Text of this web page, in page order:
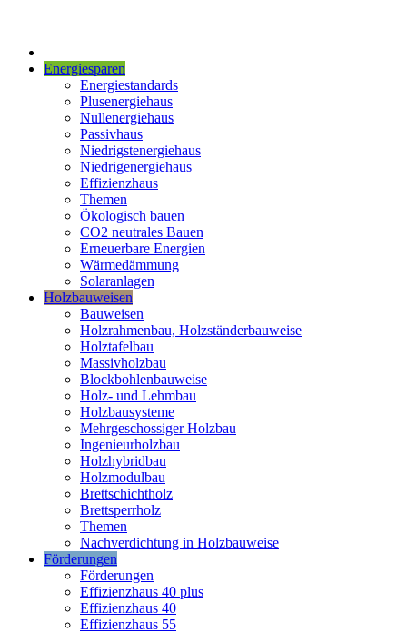
Energiesparen
Energiestandards
Plusenergiehaus
Nullenergiehaus
Passivhaus
Niedrigstenergiehaus
Niedrigenergiehaus
Effizienzhaus
Themen
Ökologisch bauen
CO2 neutrales Bauen
Erneuerbare Energien
Wärmedämmung
Solaranlagen
Holzbauweisen
Bauweisen
Holzrahmenbau, Holzständerbauweise
Holztafelbau
Massivholzbau
Blockbohlenbauweise
Holz- und Lehmbau
Holzbausysteme
Mehrgeschossiger Holzbau
Ingenieurholzbau
Holzhybridbau
Holzmodulbau
Brettschichtholz
Brettsperrholz
Themen
Nachverdichtung in Holzbauweise
Förderungen
Förderungen
Effizienzhaus 40 plus
Effizienzhaus 40
Effizienzhaus 55